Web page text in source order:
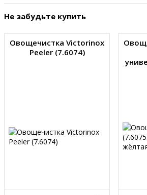
Не забудьте купить
Овощечистка Victorinox
Peeler (7.6074)